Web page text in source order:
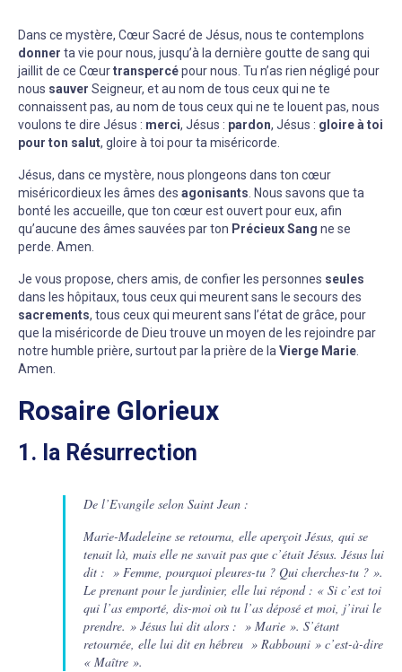
Dans ce mystère, Cœur Sacré de Jésus, nous te contemplons
donner ta vie pour nous, jusqu’à la dernière goutte de sang qui
jaillit de ce Cœurtranspercépour nous. Tu n’as rien négligé pour
nous sauver Seigneur, et au nom de tous ceux qui ne te
connaissent pas, au nom de tous ceux qui ne te louent pas, nous
voulons te dire Jésus : merci, Jésus : pardon, Jésus : gloire à toi
pour ton salut, gloire à toi pour ta miséricorde.
Jésus, dans ce mystère, nous plongeons dans ton cœur
miséricordieux les âmes des agonisants. Nous savons que ta
bonté les accueille, que ton cœur est ouvert pour eux, afin
qu’aucune des âmes sauvées par ton Précieux Sang ne se
perde. Amen.
Je vous propose, chers amis, de confier les personnes seules
dans les hôpitaux, tous ceux qui meurent sans le secours des
sacrements, tous ceux qui meurent sans l’état de grâce, pour
que la miséricorde de Dieu trouve un moyen de les rejoindre par
notre humble prière, surtout par la prière de laVierge Marie.
Amen.
Rosaire Glorieux
1. la Résurrection
De l’Evangile selon Saint Jean :
Marie-Madeleine se retourna, elle aperçoit Jésus, qui se
tenait là, mais elle ne savait pas que c’était Jésus. Jésus lui
dit : » Femme, pourquoi pleures-tu ? Qui cherches-tu ? ».
Le prenant pour le jardinier, elle lui répond : « Si c’est toi
qui l’as emporté, dis-moi où tu l’as déposé et moi, j’irai le
prendre. » Jésus lui dit alors : » Marie ». S’étant
retournée, elle lui dit en hébreu » Rabbouni » c’est-à-dire
« Maître ».